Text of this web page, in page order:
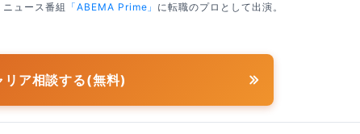
ニュース番組 「ABEMA Prime」 に転職のプロとして出演。
リア相談する(無料)